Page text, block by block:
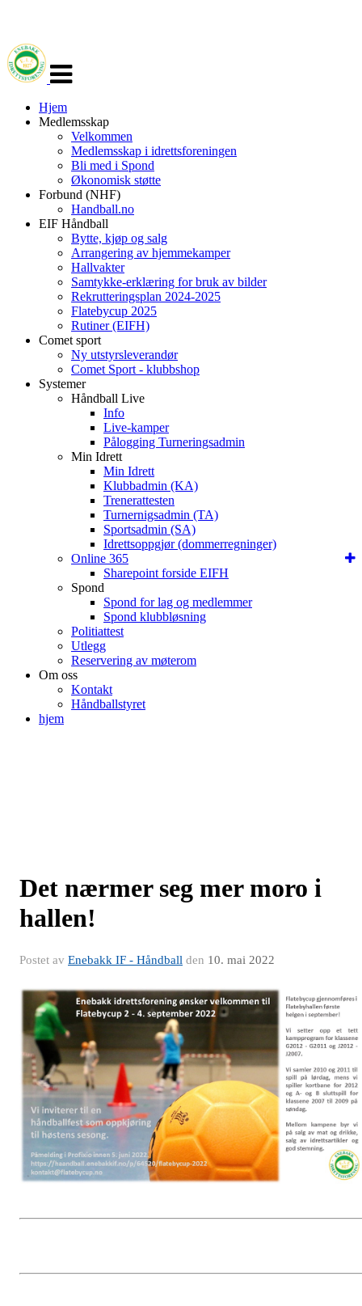
navigasjon
Hjem
Medlemsskap
Velkommen
Medlemsskap i idrettsforeningen
Bli med i Spond
Økonomisk støtte
Forbund (NHF)
Handball.no
EIF Håndball
Bytte, kjøp og salg
Arrangering av hjemmekamper
Hallvakter
Samtykke-erklæring for bruk av bilder
Rekrutteringsplan 2024-2025
Flatebycup 2025
Rutiner (EIFH)
Comet sport
Ny utstyrsleverandør
Comet Sport - klubbshop
Systemer
Håndball Live
Info
Live-kamper
Pålogging Turneringsadmin
Min Idrett
Min Idrett
Klubbadmin (KA)
Trenerattesten
Turnernigsadmin (TA)
Sportsadmin (SA)
Idrettsoppgjør (dommerregninger)
Online 365
Sharepoint forside EIFH
Spond
Spond for lag og medlemmer
Spond klubbløsning
Politiattest
Utlegg
Reservering av møterom
Om oss
Kontakt
Håndballstyret
hjem
Det nærmer seg mer moro i
hallen!
Postet av Enebakk IF - Håndball den 10. mai 2022